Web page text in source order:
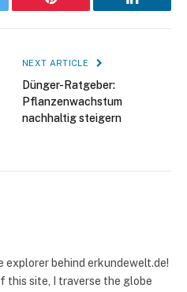
Pinterest LinkedIn
NEXT ARTICLE
Dünger-Ratgeber:
Pflanzenwachstum
nachhaltig steigern
explorer behind erkundewelt.de!
this site, I traverse the globe